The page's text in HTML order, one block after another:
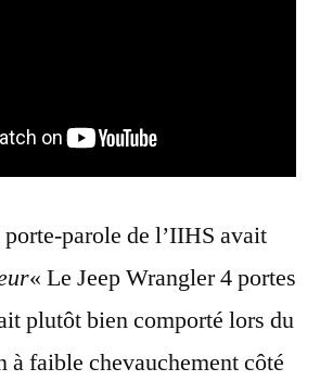
parole de l’IIHS avait
« Le Jeep Wrangler 4 portes
plutôt bien comporté lors du
à faible chevauchement côté